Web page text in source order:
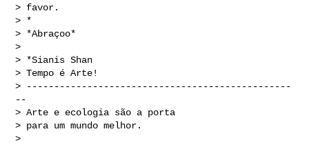
> favor.
> *
> *Abraçoo*
>
> *Sianis Shan
> Tempo é Arte!
> ------------------------------------------------
--
> Arte e ecologia são a porta
> para um mundo melhor.
>